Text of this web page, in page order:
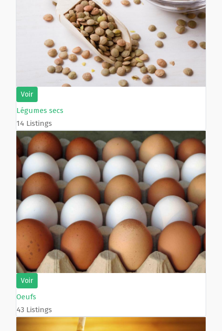
Voir
Légumes secs
14 Listings
Voir
Oeufs
43 Listings